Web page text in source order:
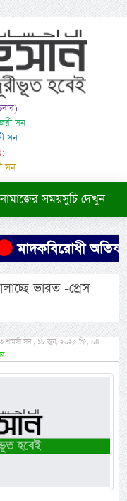
সন
সন
সন
নামাজের সময়সুচি দেখুন
মাদকবিরোধী
ভারত -প্রেস
সন , ১৮ জুন, ২০২৫ খ্রি:, ০৪